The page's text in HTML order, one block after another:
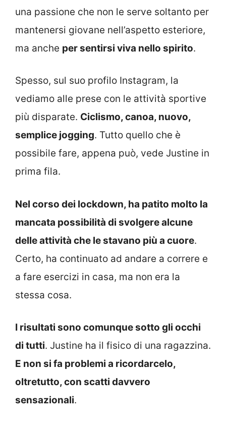
una passione che non le serve soltanto per
mantenersi giovane nell’aspetto esteriore,
ma anche per sentirsi viva nello spirito.
Spesso, sul suo profilo Instagram, la
vediamo alle prese con le attività sportive
più disparate. Ciclismo, canoa, nuovo,
semplice jogging. Tutto quello che è
possibile fare, appena può, vede Justine in
prima fila.
Nel corso dei lockdown, ha patito molto la
mancata possibilità di svolgere alcune
delle attività che le stavano più a cuore.
Certo, ha continuato ad andare a correre e
a fare esercizi in casa, ma non era la
stessa cosa.
I risultati sono comunque sotto gli occhi
di tutti. Justine ha il fisico di una ragazzina.
E non si fa problemi a ricordarcelo,
oltretutto, con scatti davvero
sensazionali.